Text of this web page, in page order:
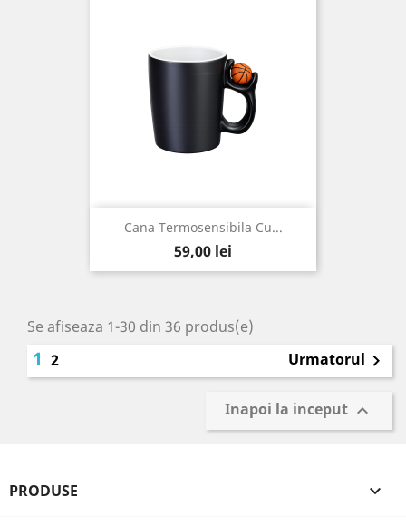
Cana Termosensibila Cu...
Pret
59,00 lei
Se afiseaza 1-30 din 36 produs(e)
1 2 Urmatorul 
Inapoi la inceput 
PRODUSE 